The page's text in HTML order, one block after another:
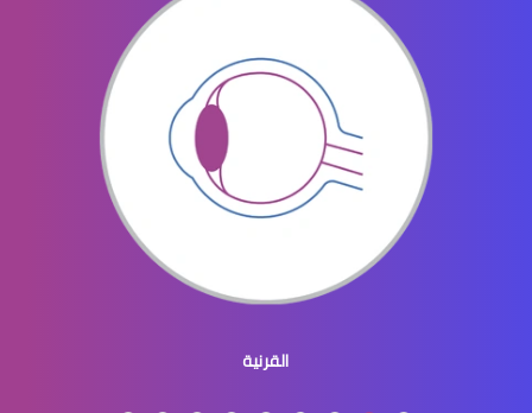
جراحة تجميل العينين
جراحة تجميل العيون والجفون
القرنية